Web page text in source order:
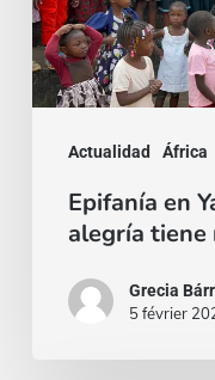
Actualidad África
la
alegría
tiene
Epifanía en
alegría tiene
Grecia
5 février